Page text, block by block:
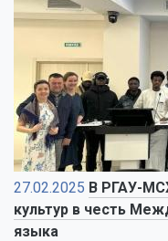
27.02.2025 В РГАУ-
культур в честь
языка